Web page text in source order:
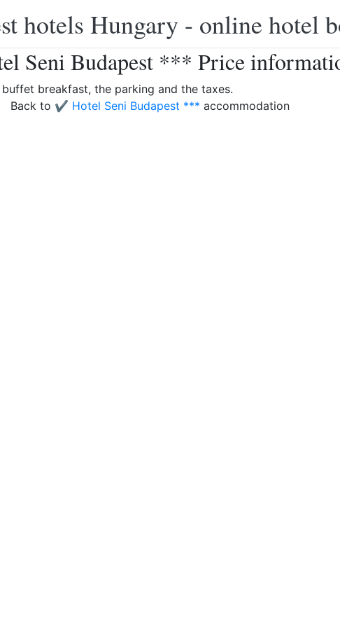
hotels Hungary - online hotel
Seni Budapest *** Price
breakfast, the parking and the taxes.
Back to ✔️ Hotel Seni Budapest *** accommodation